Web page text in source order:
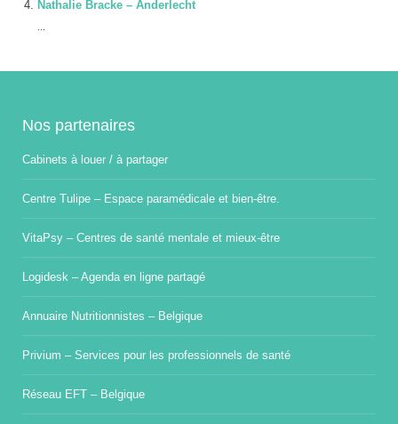
Nathalie Bracke – Anderlecht
Nos partenaires
Cabinets à louer / à partager
Centre Tulipe – Espace paramédicale et bien-être.
VitaPsy – Centres de santé mentale et mieux-être
Logidesk – Agenda en ligne partagé
Annuaire Nutritionnistes – Belgique
Privium – Services pour les professionnels de santé
Réseau EFT – Belgique